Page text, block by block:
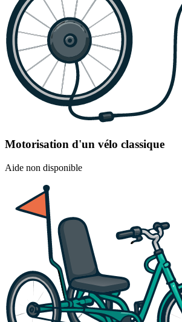
Motorisation d'un vélo classique
Aide non disponible